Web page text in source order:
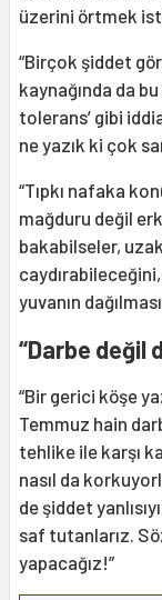
üzerini örtmek
“Birçok şiddet
kaynağında da bu
tolerans’ gibi
ne yazık ki çok
“Tıpkı nafaka
mağduru değil
bakabilseler,
yuvanın
“Darbe değil
“Bir gerici köşe
Temmuz hain
tehlike ile karşı
nasıl da
de şiddet
saf tutanlarız.
yapacağız!”